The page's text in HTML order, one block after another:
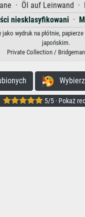
· Öl auf Leinwand ·
niesklasyfikowani·
wydruk na płótnie,
japońskim.
Private Collection /
Wybierz
5/5 · Pokaż